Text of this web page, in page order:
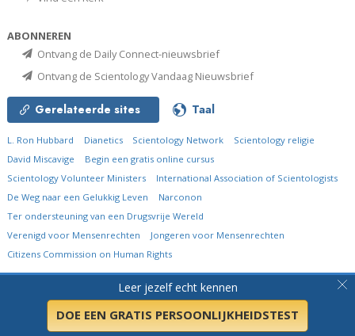
Leer jezelf echt kennen
DOE EEN GRATIS PERSOONLIJKHEIDSTEST
ABONNEREN
Ontvang de Daily Connect-nieuwsbrief
Ontvang de Scientology Vandaag Nieuwsbrief
Gerelateerde sites Taal
L. Ron Hubbard Dianetics Scientology Network
Scientology religie
David Miscavige
Begin een gratis online cursus
Scientology Volunteer Ministers
International Association of Scientologists
De Weg naar een Gelukkig Leven
Narconon
Ter ondersteuning van een Drugsvrije Wereld
Verenigd voor Mensenrechten
Jongeren voor Mensenrechten
Citizens Commission on Human Rights
Church of Scientology International. Alle rechten voorbehouden.
Cookiebeleid•Gebruiksvoorwaarden •